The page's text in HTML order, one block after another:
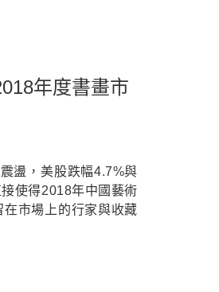
年度書畫市
盪，美股跌幅4.7%與
使得2018年中國藝術
市場上的行家與收藏